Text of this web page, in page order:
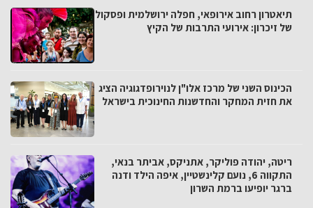
תיאטרון רחוב אירופאי, חפלה ירושלמית ופסקול
של זיכרון: אירועי התרבות של הקיץ
הכינוס השני של מרכז אלו"ן לנוירופדגוגיה הציג
את חזית המחקר והחדשנות החינוכית בישראל
ריטה, יהודה פוליקר, אתניקס, אביתר בנאי,
התקווה 6, נועם קלינשטיין, איפה הילד ודנה
ברגר יופיעו ברמת השרון